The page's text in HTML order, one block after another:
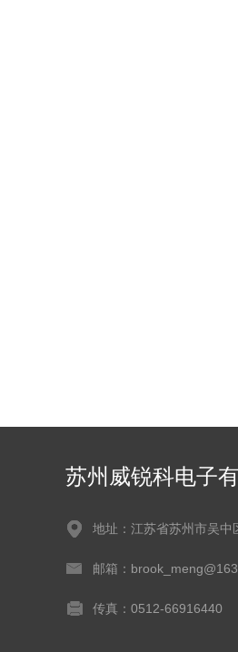
苏州威锐科电子
地址：江苏省苏州市吴中
邮箱：
传真：0512-66916440